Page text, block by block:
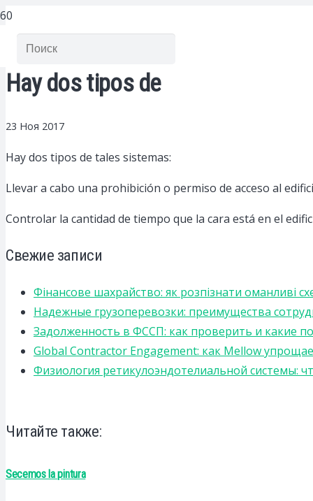
Hay dos tipos de
23 Ноя 2017
Hay dos tipos de tales sistemas:
Llevar a cabo una prohibición o permiso de acceso al
Controlar la cantidad de tiempo que la cara está en el
Свежие записи
Фінансове шахрайство: як розпізнати оманливі
Надежные грузоперевозки: преимущества
Задолженность в ФССП: как проверить и какие
Global Contractor Engagement: как Mellow
Физиология ретикулоэндотелиальной системы:
Читайте также:
Secemos la pintura